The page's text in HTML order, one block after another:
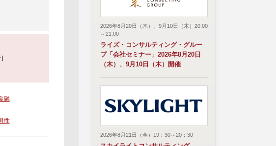
融
性
2026年8月20日（木）、9月10日（木）20:00
～21:00
ライズ・コンサルティング・グルー
プ「会社セミナー」2026年8月20日
（木）、9月10日（木）開催
2026年8月21日（金）19：30～20：30